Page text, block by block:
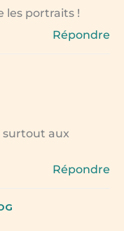
les portraits !
Répondre
surtout aux
Répondre